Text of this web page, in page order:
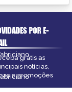
POR E-
grátis as
notícias,
e promoções